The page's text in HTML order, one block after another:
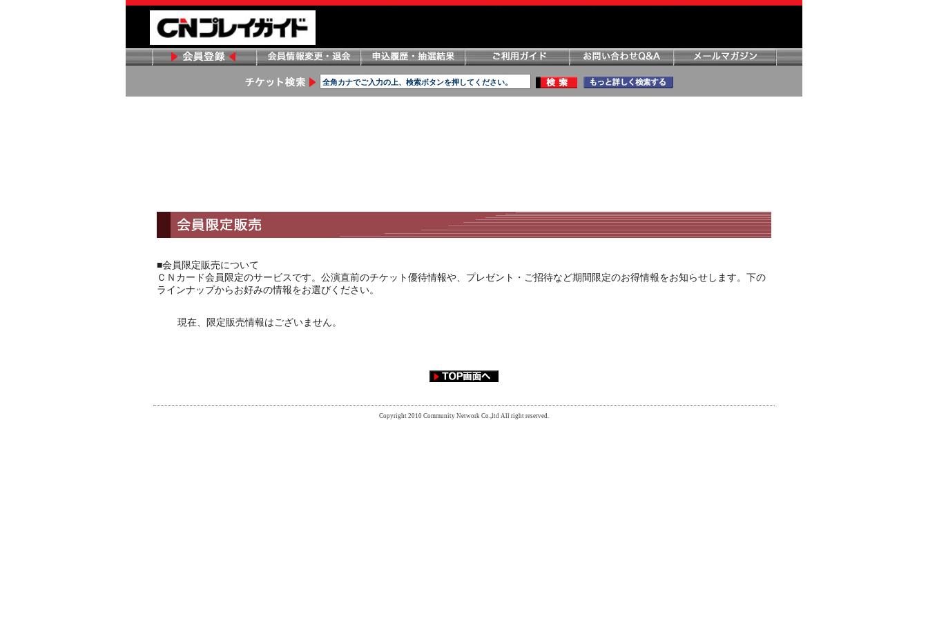
■会員限定販売について
ＣＮカード会員限定のサービスです。公演直前のチケット優待情報や、プレゼント・ご招待など期間限定のお得情報をお知らせします。下の
ラインナップからお好みの情報をお選びください。
現在、限定販売情報はございません。
Copyright 2010 Community Network Co.,ltd All right reserved.